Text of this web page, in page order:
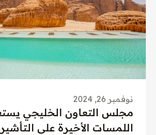
نوفمبر 26, 2024
مجلس التعاون الخليجي
اللمسات الأخيرة على